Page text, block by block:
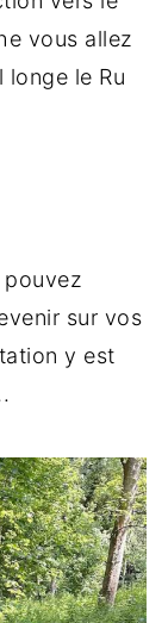
vous allez
le Ru
sur vos
y est